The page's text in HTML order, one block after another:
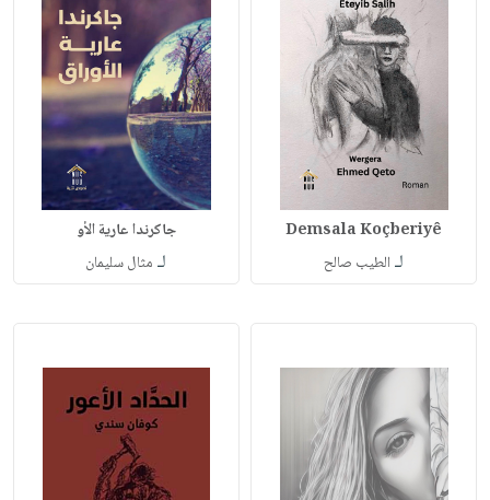
Demsala Koçberiyê
لـ الطيب صالح
جاكرندا عارية الأو
لـ مثال سليمان